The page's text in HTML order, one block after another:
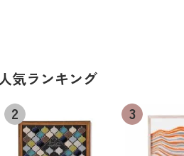
気ランキング